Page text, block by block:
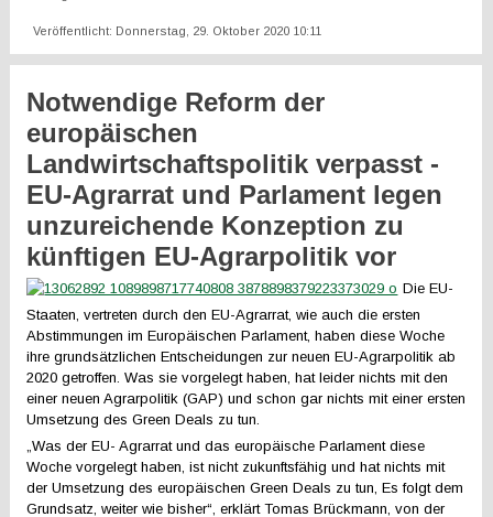
Veröffentlicht: Donnerstag, 29. Oktober 2020 10:11
Notwendige Reform der
europäischen
Landwirtschaftspolitik verpasst -
EU-Agrarrat und Parlament legen
unzureichende Konzeption zu
künftigen EU-Agrarpolitik vor
Die EU-
Staaten, vertreten durch den EU-Agrarrat, wie auch die ersten
Abstimmungen im Europäischen Parlament, haben diese Woche
ihre grundsätzlichen Entscheidungen zur neuen EU-Agrarpolitik ab
2020 getroffen. Was sie vorgelegt haben, hat leider nichts mit den
einer neuen Agrarpolitik (GAP) und schon gar nichts mit einer ersten
Umsetzung des Green Deals zu tun.
„Was der EU- Agrarrat und das europäische Parlament diese
Woche vorgelegt haben, ist nicht zukunftsfähig und hat nichts mit
der Umsetzung des europäischen Green Deals zu tun, Es folgt dem
Grundsatz, weiter wie bisher“, erklärt Tomas Brückmann, von der